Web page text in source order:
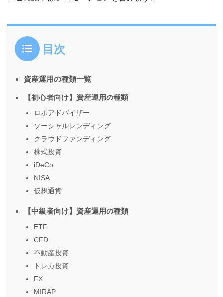
目次
資産運用の種類一覧
【初心者向け】資産運用の種類
ロボアドバイザー
ソーシャルレンディング
クラウドファンディング
株式投資
iDeCo
NISA
仮想通貨
【中級者向け】資産運用の種類
ETF
CFD
不動産投資
トレカ投資
FX
MIRAP